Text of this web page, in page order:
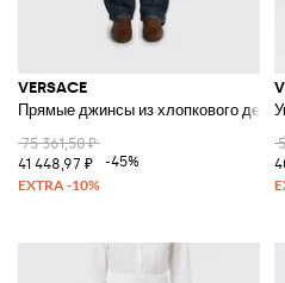
VERSACE
Прямые джинсы из хлопкового
75 361,50 ₽
41 448,97 ₽
-45%